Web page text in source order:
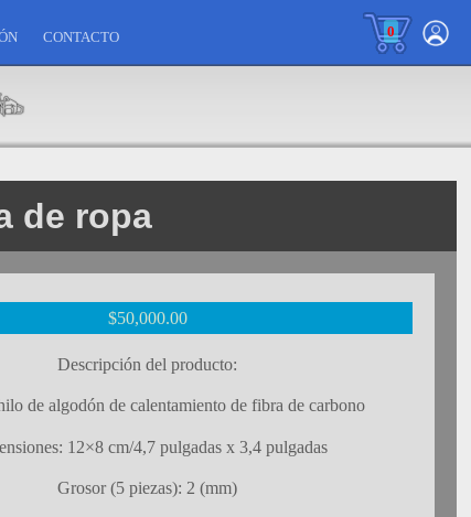
0
CONTACTO
de ropa
$50,000.00
Descripción del producto:
de algodón de calentamiento de fibra de carbono
12×8 cm/4,7 pulgadas x 3,4 pulgadas
Grosor (5 piezas): 2 (mm)